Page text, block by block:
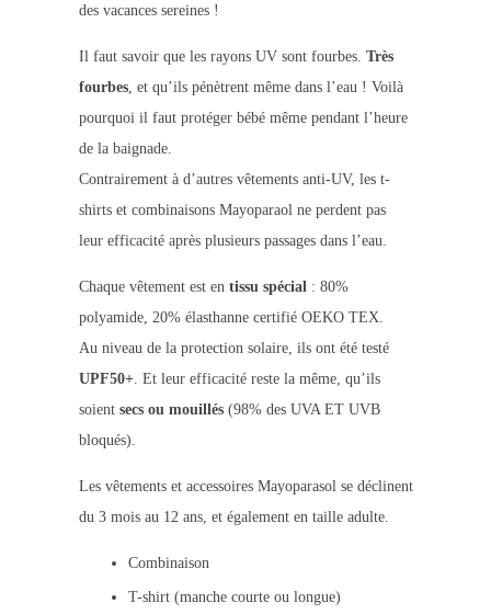
des vacances sereines !
Il faut savoir que les rayons UV sont fourbes. Très
fourbes, et qu’ils pénètrent même dans l’eau ! Voilà
pourquoi il faut protéger bébé même pendant l’heure
de la baignade.
Contrairement à d’autres vêtements anti-UV, les t-
shirts et combinaisons Mayoparaol ne perdent pas
leur efficacité après plusieurs passages dans l’eau.
Chaque vêtement est en tissu spécial : 80%
polyamide, 20% élasthanne certifié OEKO TEX.
Au niveau de la protection solaire, ils ont été testé
UPF50+. Et leur efficacité reste la même, qu’ils
soient secs ou mouillés(98% des UVA ET UVB
bloqués).
Les vêtements et accessoires Mayoparasol se déclinent
du 3 mois au 12 ans, et également en taille adulte.
Combinaison
T-shirt (manche courte ou longue)